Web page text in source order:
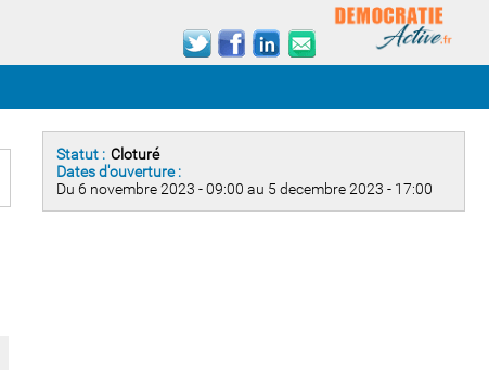
Statut : Cloturé
Dates d'ouverture :
Du 6 novembre 2023 - 09:00 au 5 decembre 2023 - 17:00